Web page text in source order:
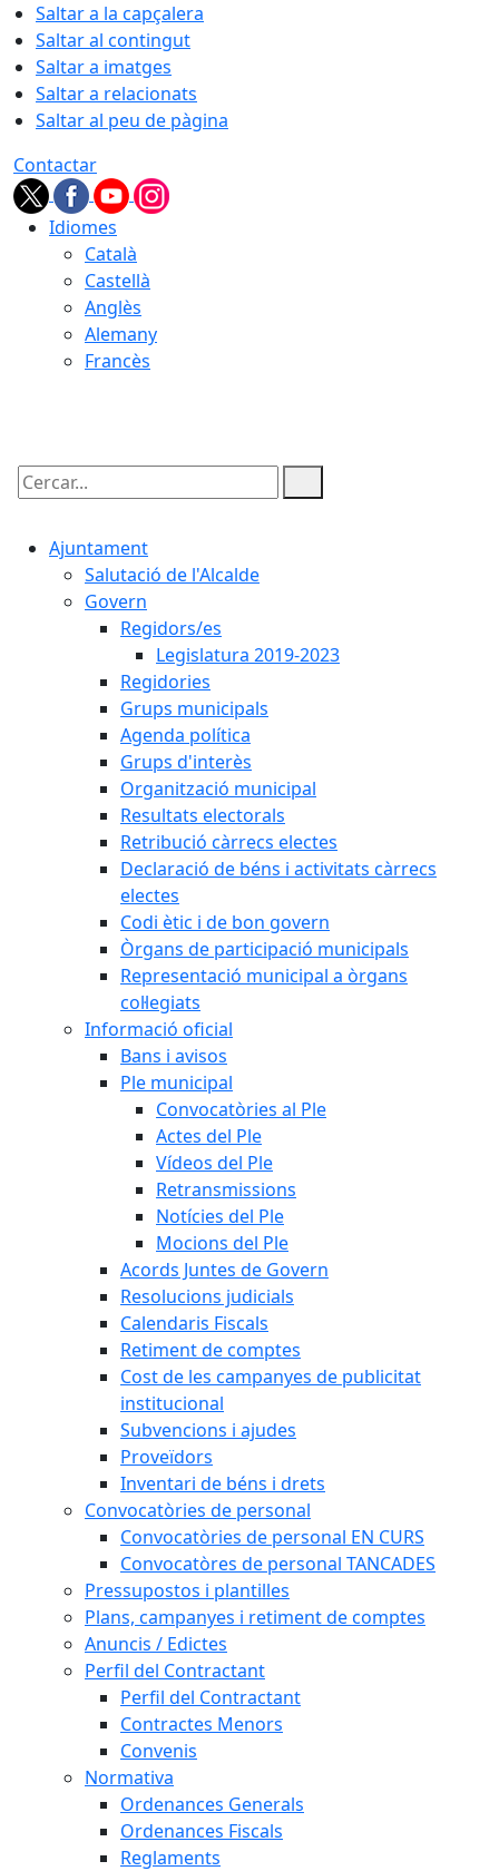
Saltar a la capçalera
Saltar al contingut
Saltar a imatges
Saltar a relacionats
Saltar al peu de pàgina
Contactar
Idiomes
Català
Castellà
Anglès
Alemany
Francès
Cercar:
Ajuntament
Salutació de l'Alcalde
Govern
Regidors/es
Legislatura 2019-2023
Regidories
Grups municipals
Agenda política
Grups d'interès
Organització municipal
Resultats electorals
Retribució càrrecs electes
Declaració de béns i activitats càrrecs
electes
Codi ètic i de bon govern
Òrgans de participació municipals
Representació municipal a òrgans
col·legiats
Informació oficial
Bans i avisos
Ple municipal
Convocatòries al Ple
Actes del Ple
Vídeos del Ple
Retransmissions
Notícies del Ple
Mocions del Ple
Acords Juntes de Govern
Resolucions judicials
Calendaris Fiscals
Retiment de comptes
Cost de les campanyes de publicitat
institucional
Subvencions i ajudes
Proveïdors
Inventari de béns i drets
Convocatòries de personal
Convocatòries de personal EN CURS
Convocatòres de personal TANCADES
Pressupostos i plantilles
Plans, campanyes i retiment de comptes
Anuncis / Edictes
Perfil del Contractant
Perfil del Contractant
Contractes Menors
Convenis
Normativa
Ordenances Generals
Ordenances Fiscals
Reglaments